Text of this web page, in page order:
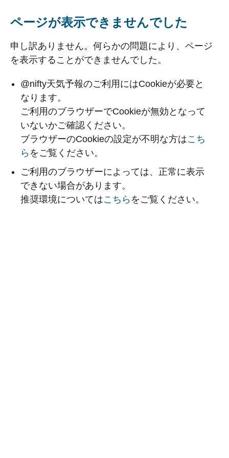
ページが表示できませんでした
申し訳ありません。何らかの問題により、ページ
を表示することができませんでした。
@nifty天気予報のご利用にはCookieが必要と
なります。
ご利用のブラウザーでCookieが無効となって
いないかご確認ください。
ブラウザーのCookieの設定が不明な方はこち
ら をご覧ください。
ご利用のブラウザーによっては、正常に表示
できない場合があります。
推奨環境についてはこちら をご覧ください。